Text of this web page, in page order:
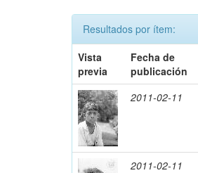
Resultados por ítem:
Vista
previa
Fecha de
publicación
2011-02-11
2011-02-11